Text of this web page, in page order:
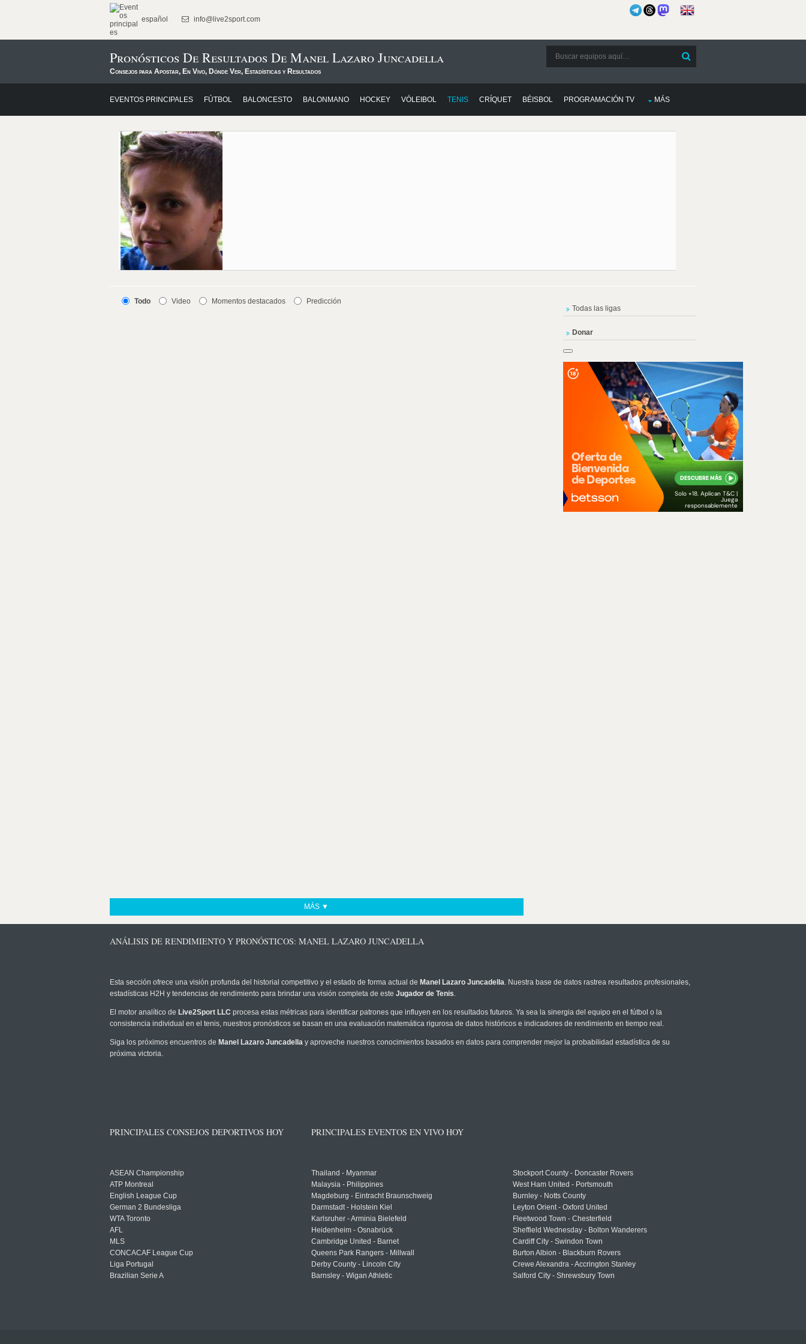
español info@live2sport.com
Pronósticos De Resultados De Manel Lazaro Juncadella
Consejos para Apostar, En Vivo, Dónde Ver, Estadísticas y Resultados
EVENTOS PRINCIPALES FÚTBOL BALONCESTO BALONMANO HOCKEY VÓLEIBOL TENIS CRÍQUET BÉISBOL PROGRAMACIÓN TV MÁS
Todo Video Momentos destacados Predicción
MÁS ▼
Todas las ligas
Donar
ANÁLISIS DE RENDIMIENTO Y PRONÓSTICOS: MANEL LAZARO JUNCADELLA
Esta sección ofrece una visión profunda del historial competitivo y el estado de forma actual de Manel Lazaro Juncadella. Nuestra base de datos rastrea resultados profesionales,
estadísticas H2H y tendencias de rendimiento para brindar una visión completa de este Jugador de Tenis.
El motor analítico de Live2Sport LLC procesa estas métricas para identificar patrones que influyen en los resultados futuros. Ya sea la sinergia del equipo en el fútbol o la
consistencia individual en el tenis, nuestros pronósticos se basan en una evaluación matemática rigurosa de datos históricos e indicadores de rendimiento en tiempo real.
Siga los próximos encuentros de Manel Lazaro Juncadella y aproveche nuestros conocimientos basados en datos para comprender mejor la probabilidad estadística de su
próxima victoria.
PRINCIPALES CONSEJOS DEPORTIVOS HOY
ASEAN Championship
ATP Montreal
English League Cup
German 2 Bundesliga
WTA Toronto
AFL
MLS
CONCACAF League Cup
Liga Portugal
Brazilian Serie A
PRINCIPALES EVENTOS EN VIVO HOY
Thailand - Myanmar
Malaysia - Philippines
Magdeburg - Eintracht Braunschweig
Darmstadt - Holstein Kiel
Karlsruher - Arminia Bielefeld
Heidenheim - Osnabrück
Cambridge United - Barnet
Queens Park Rangers - Millwall
Derby County - Lincoln City
Barnsley - Wigan Athletic
Stockport County - Doncaster Rovers
West Ham United - Portsmouth
Burnley - Notts County
Leyton Orient - Oxford United
Fleetwood Town - Chesterfield
Sheffield Wednesday - Bolton Wanderers
Cardiff City - Swindon Town
Burton Albion - Blackburn Rovers
Crewe Alexandra - Accrington Stanley
Salford City - Shrewsbury Town